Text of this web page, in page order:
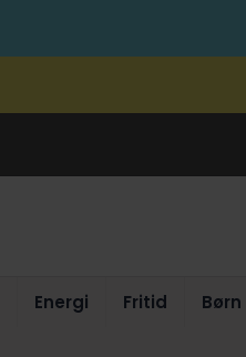
Energi Fritid Børn